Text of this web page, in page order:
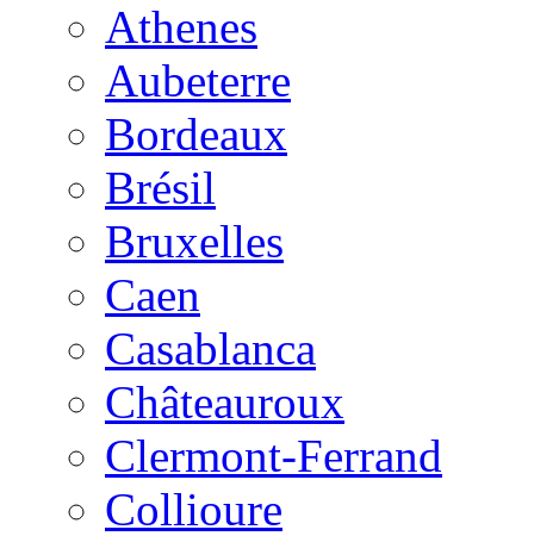
Athenes
Aubeterre
Bordeaux
Brésil
Bruxelles
Caen
Casablanca
Châteauroux
Clermont-Ferrand
Collioure